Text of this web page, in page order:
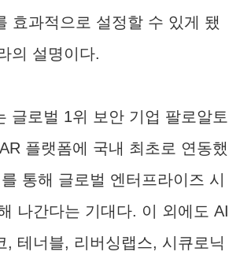
효과적으로 설정할 수 있게 됐
의 설명이다.
글로벌 1위 보안 기업 팔로알토
플랫폼에 국내 최초로 연동했
통해 글로벌 엔터프라이즈 시
나간다는 기대다. 이 외에도 AI
, 테너블, 리버싱랩스, 시큐로닉